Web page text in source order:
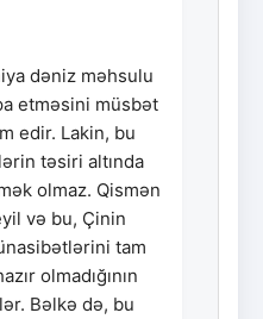
dəniz məhsulu
etməsini müsbət
edir. Lakin, bu
təsiri altında
olmaz. Qismən
və bu, Çinin
tam
olmadığının
Bəlkə də, bu